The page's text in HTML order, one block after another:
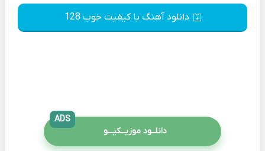
دانلود آهنگ با کیفیت خوب 128
دانلــود موزیــکیـــو
ADS